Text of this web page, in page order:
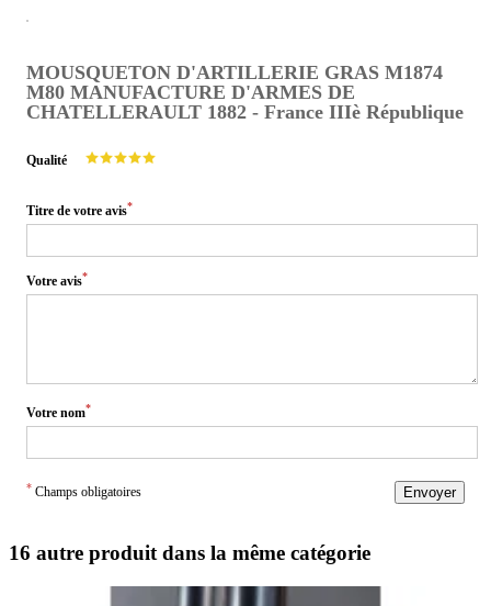
MOUSQUETON D'ARTILLERIE GRAS M1874
M80 MANUFACTURE D'ARMES DE
CHATELLERAULT 1882 - France IIIè République
Qualité
Titre de votre avis*
Votre avis*
Votre nom*
* Champs obligatoires Envoyer
16 autre produit dans la même catégorie